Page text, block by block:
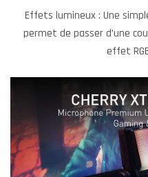
Effets lumineux : Une
permet de passer d’une
effet